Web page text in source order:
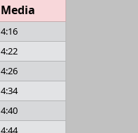
Media
4:16
4:22
4:26
4:34
4:40
4:44